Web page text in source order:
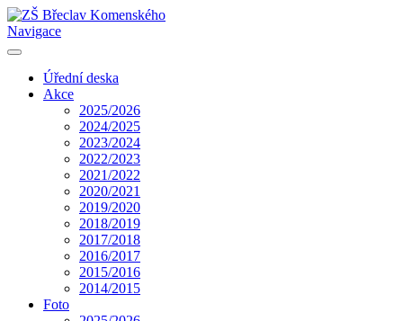
Navigace
Úřední deska
Akce
2025/2026
2024/2025
2023/2024
2022/2023
2021/2022
2020/2021
2019/2020
2018/2019
2017/2018
2016/2017
2015/2016
2014/2015
Foto